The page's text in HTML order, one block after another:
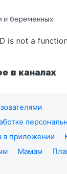
и беременных
is not a
в каналах
в приложении
Мамам